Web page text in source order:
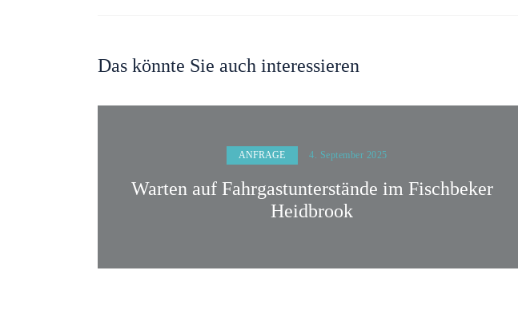
Das könnte Sie auch interessieren
ANFRAGE 4. September 2025
Warten auf Fahrgastunterstände im Fischbeker
Heidbrook